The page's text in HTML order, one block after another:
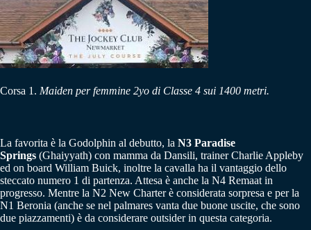
Corsa 1. Maiden per femmine 2yo di Classe 4 sui 1400 metri.
La favorita è la Godolphin al debutto, la N3 Paradise
Springs (Ghaiyyath) con mamma da Dansili, trainer Charlie Appleby
ed on board William Buick, inoltre la cavalla ha il vantaggio dello
steccato numero 1 di partenza. Attesa è anche la N4 Remaat in
progresso. Mentre la N2 New Charter è considerata sorpresa e per la
N1 Beronia (anche se nel palmares vanta due buone uscite, che sono
due piazzamenti) è da considerare outsider in questa categoria.